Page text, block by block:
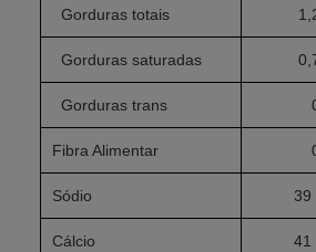
Gorduras totais
Gorduras saturadas
Gorduras trans
Fibra Alimentar
Sódio 39
Cálcio 41